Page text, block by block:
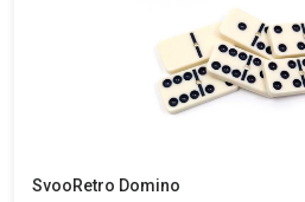
SvooRetro Domino